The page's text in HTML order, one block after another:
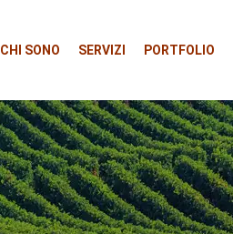
CHI SONO SERVIZI PORTFOLIO